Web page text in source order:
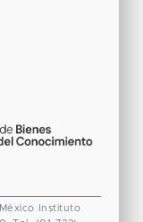
Instituto